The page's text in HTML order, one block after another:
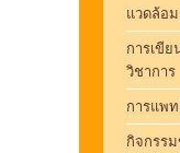
แวดล้อม
การเขีย
วิชาการ
การแพ
กิจกรร